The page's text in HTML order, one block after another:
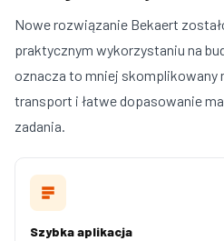
Nowe rozwiązanie Bekaert
praktycznym wykorzystaniu na
oznacza to mniej skomplikowany
transport i łatwe dopasowanie
zadania.
Szybka aplikacja